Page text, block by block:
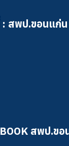
สพป.ขอนแก่น
สพป.ขอ